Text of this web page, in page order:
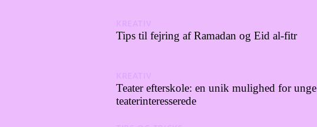
Tips til fejring af Ramadan og Eid al-fitr
Teater efterskole: en unik mulighed for unge
teaterinteresserede